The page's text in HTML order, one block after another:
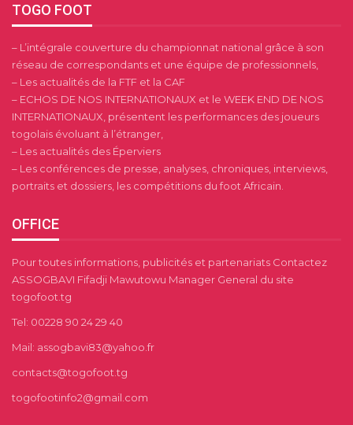
TOGO FOOT
– L’intégrale couverture du championnat national grâce à son
réseau de correspondants et une équipe de professionnels,
– Les actualités de la FTF et la CAF
– ECHOS DE NOS INTERNATIONAUX et le WEEK END DE NOS
INTERNATIONAUX, présentent les performances des joueurs
togolais évoluant à l’étranger,
– Les actualités des Éperviers
– Les conférences de presse, analyses, chroniques, interviews,
portraits et dossiers, les compétitions du foot Africain.
OFFICE
Pour toutes informations, publicités et partenariats Contactez
ASSOGBAVI Fifadji Mawutowu Manager General du site
togofoot.tg
Tel: 00228 90 24 29 40
Mail: assogbavi83@yahoo.fr
contacts@togofoot.tg
togofootinfo2@gmail.com